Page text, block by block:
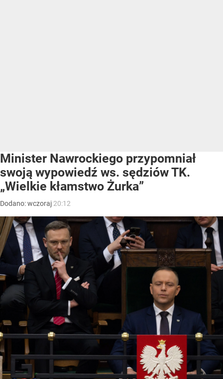
Minister Nawrockiego przypomniał
swoją wypowiedź ws. sędziów TK.
„Wielkie kłamstwo Żurka”
Dodano:wczoraj 20:12